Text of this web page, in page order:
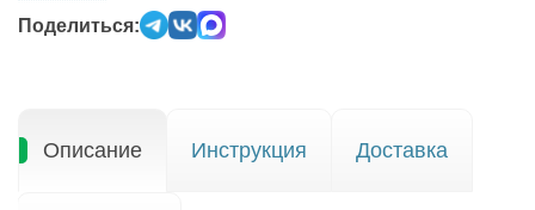
Поделиться:
Описание Инструкция Доставка